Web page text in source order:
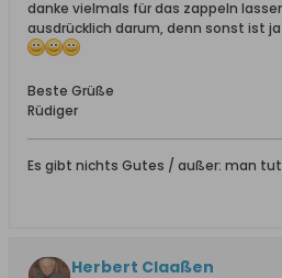
danke vielmals für das zappeln
ausdrücklich darum, denn sonst ist
Beste Grüße
Rüdiger
Es gibt nichts Gutes / außer: man tut
Herbert Claaßen